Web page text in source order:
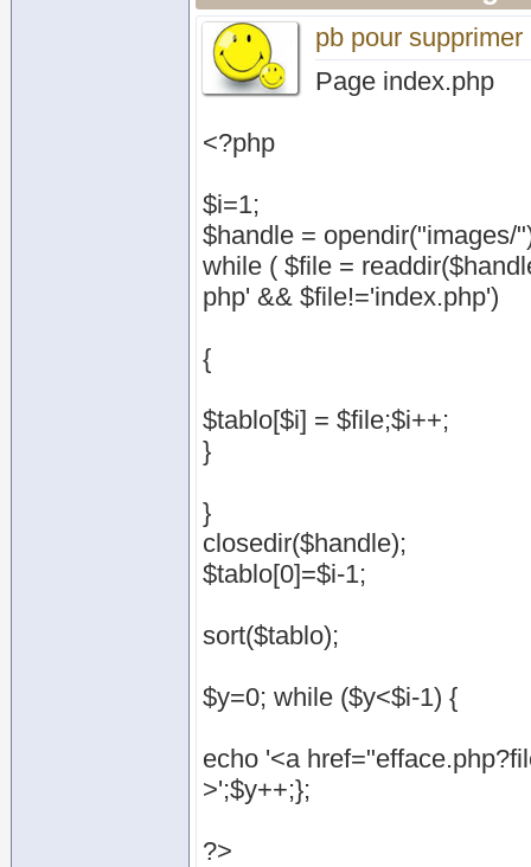
pb pour supprimer
Page index.php
<?php
$i=1;
$handle = opendir("images/
while ( $file =
php' && $file!='index.php')
{
$tablo[$i] = $file;$i++;
}
}
closedir($handle);
$tablo[0]=$i-1;
sort($tablo);
$y=0; while ($y<$i-1) {
echo '<a
>';$y++;};
?>